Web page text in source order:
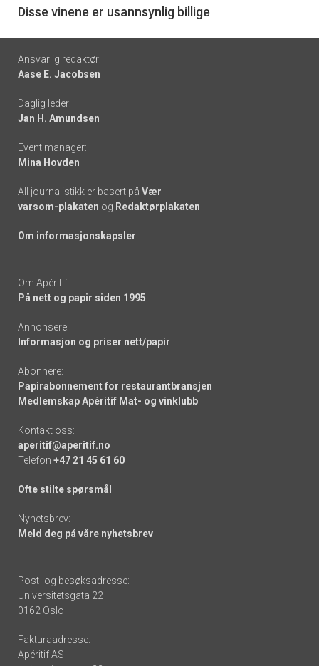
6
Disse vinene er usannsynlig billige
Footer
-
links
Ansvarlig redaktør:
Aase E. Jacobsen
Daglig leder:
Jan H. Amundsen
Event manager:
Mina Hovden
All journalistikk er basert på Vær
varsom-plakaten og Redaktørplakaten
Om informasjonskapsler
Om Apéritif:
På nett og papir siden 1995
Annonsere:
Informasjon og priser nett/papir
Abonnere:
Papirabonnement for restaurantbransjen
Medlemskap Apéritif Mat- og vinklubb
Kontakt oss:
aperitif@aperitif.no
Telefon +47 21 45 61 60
Ofte stilte spørsmål
Nyhetsbrev:
Meld deg på våre nyhetsbrev
Post- og besøksadresse:
Universitetsgata 22
0162 Oslo
Fakturaadresse:
Apéritif AS